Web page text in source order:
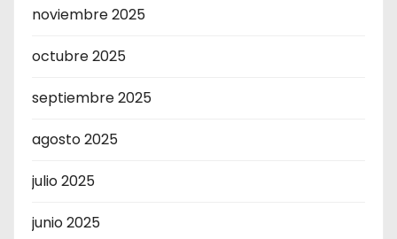
noviembre 2025
octubre 2025
septiembre 2025
agosto 2025
julio 2025
junio 2025